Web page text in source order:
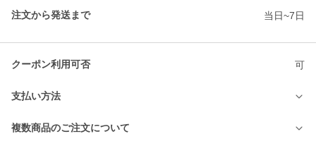
注文から発送まで 当日~7日
クーポン利用可否 可
支払い方法
複数商品のご注文について